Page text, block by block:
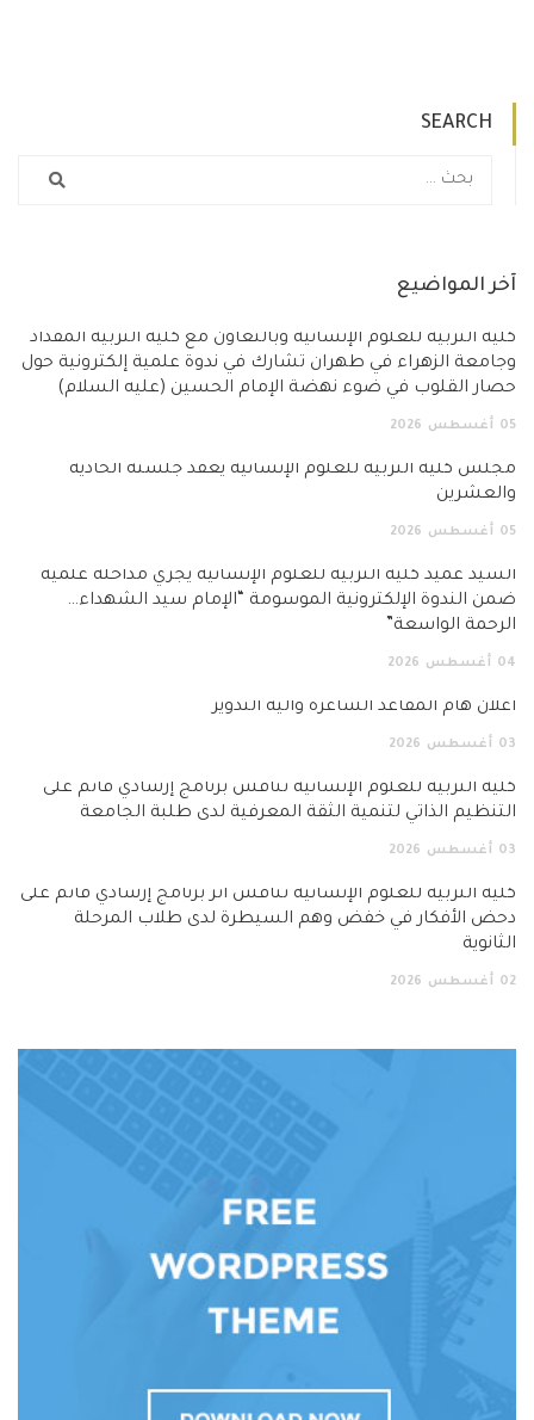
SEARCH
آخر المواضيع
كلية التربية للعلوم الإنسانية وبالتعاون مع كلية التربية المقداد
وجامعة الزهراء في طهران تشارك في ندوة علمية إلكترونية حول
حصار القلوب في ضوء نهضة الإمام الحسين (عليه السلام)
05 أغسطس 2026
مجلس كلية التربية للعلوم الإنسانية يعقد جلسته الحادية
والعشرين
05 أغسطس 2026
السيد عميد كلية التربية للعلوم الإنسانية يجري مداخلة علمية
ضمن الندوة الإلكترونية الموسومة “الإمام سيد الشهداء…
الرحمة الواسعة”
04 أغسطس 2026
اعلان هام المقاعد الشاغرة وآلية التدوير
03 أغسطس 2026
كلية التربية للعلوم الإنسانية تناقش برنامج إرشادي قائم على
التنظيم الذاتي لتنمية الثقة المعرفية لدى طلبة الجامعة
03 أغسطس 2026
كلية التربية للعلوم الإنسانية تناقش أثر برنامج إرشادي قائم على
دحض الأفكار في خفض وهم السيطرة لدى طلاب المرحلة
الثانوية
02 أغسطس 2026